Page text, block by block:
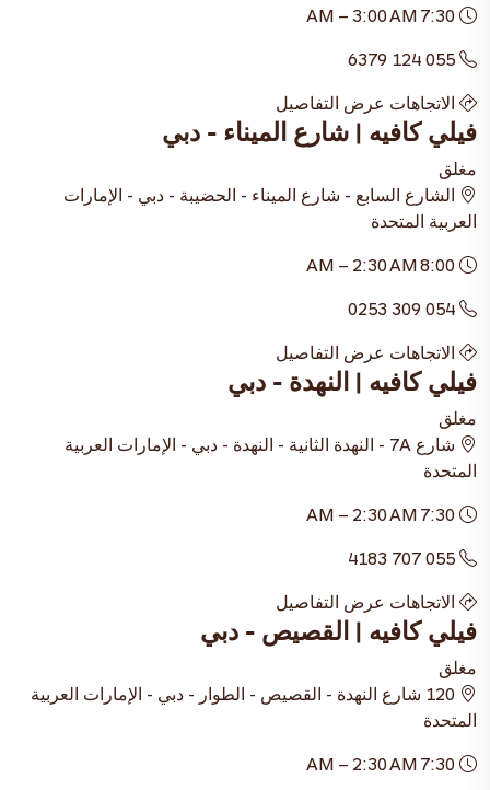
055 124 6379
الاتجاهات عرض التفاصيل
فيلي كافيه | شارع الميناء - دبي
مغلق
الشارع السابع - شارع الميناء - الحضيبة - دبي - الإمارات
العربية المتحدة
054 309 0253
الاتجاهات عرض التفاصيل
فيلي كافيه | النهدة - دبي
مغلق
شارع 7A - النهدة الثانية - النهدة - دبي - الإمارات العربية
المتحدة
055 707 4183
الاتجاهات عرض التفاصيل
فيلي كافيه | القصيص - دبي
مغلق
120 شارع النهدة - القصيص - الطوار - دبي - الإمارات العربية
المتحدة